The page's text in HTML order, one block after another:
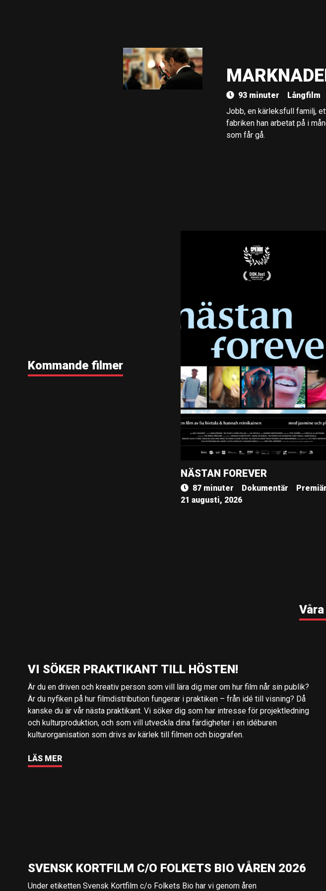
93 minuter Långfilm
Jobb, en kärleksfull familj,
fabriken han arbetat på i
som får gå.
Kommande filmer
NÄSTAN FOREVER
87 minuter Dokumentär
Premiär
21 augusti, 2026
VI SÖKER PRAKTIKANT TILL HÖSTEN!
Är du en driven och kreativ person som vill lära dig mer om hur film når sin publik?
Är du nyfiken på hur filmdistribution fungerar i praktiken – från idé till visning? Då
kanske du är vår nästa praktikant. Vi söker dig som har intresse för projektledning
och kulturproduktion, och som vill utveckla dina färdigheter i en idéburen
kulturorganisation som drivs av kärlek till filmen och biografen.
LÄS MER
SVENSK KORTFILM C/O FOLKETS BIO VÅREN 2026
Under etiketten Svensk Kortfilm c/o Folkets Bio har vi genom åren